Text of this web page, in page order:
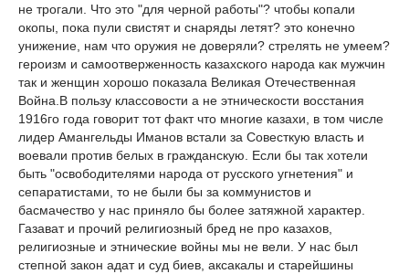
не трогали. Что это "для черной работы"? чтобы копали
окопы, пока пули свистят и снаряды летят? это конечно
унижение, нам что оружия не доверяли? стрелять не умеем?
героизм и самоотверженность казахского народа как мужчин
так и женщин хорошо показала Великая Отечественная
Война.В пользу классовости а не этническости восстания
1916го года говорит тот факт что многие казахи, в том числе
лидер Амангельды Иманов встали за Совесткую власть и
воевали против белых в гражданскую. Если бы так хотели
быть "освободителями народа от русского угнетения" и
сепаратистами, то не были бы за коммунистов и
басмачество у нас приняло бы более затяжной характер.
Газават и прочий религиозный бред не про казахов,
религиозные и этнические войны мы не вели. У нас был
степной закон адат и суд биев, аксакалы и старейшины